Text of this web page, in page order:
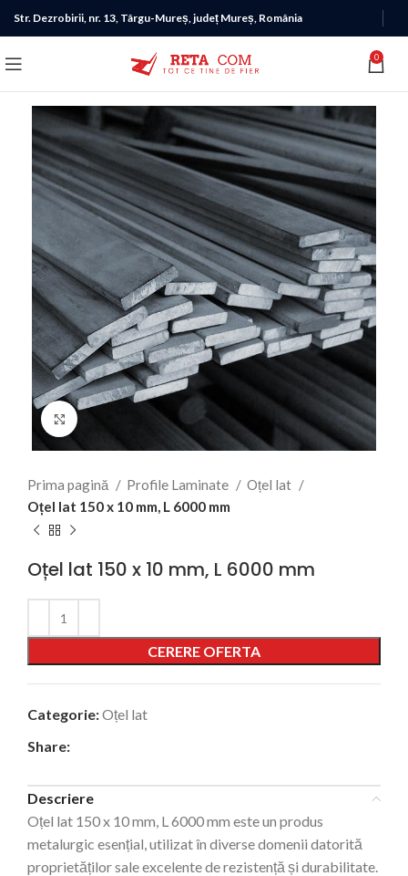
Str. Dezrobirii, nr. 13, Târgu-Mureș, județ Mureș, România
0
Click to enlarge
Prima pagină Profile Laminate
Oțel lat
Oțel lat 150 x 10 mm, L 6000 mm
Oțel lat 150 x 10 mm, L 6000 mm
CERERE OFERTA
Alternative:
Categorie:Oțel lat
Share:
Descriere
Oțel lat 150 x 10 mm, L 6000 mm este un produs
metalurgic esențial, utilizat în diverse domenii datorită
proprietăților sale excelente de rezistență și durabilitate.